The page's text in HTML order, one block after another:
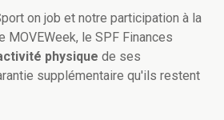
on job et notre participation à la
MOVEWeek, le SPF Finances
physique de ses
supplémentaire qu'ils restent